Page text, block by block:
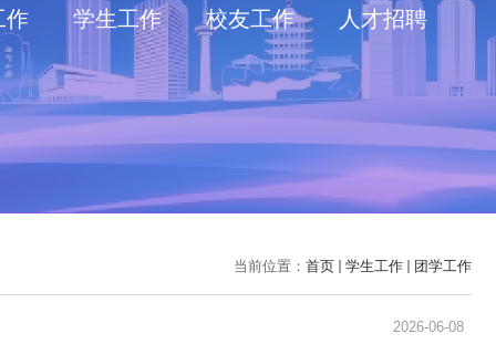
作 学生工作 校友工作 人才招聘
当前位置： 首页 学生工作 团学工作
2026-06-08